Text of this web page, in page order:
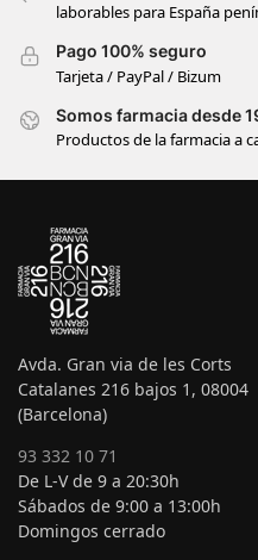
laborables para España
Pago 100% seguro
Tarjeta / PayPal / Bizum
Somos farmacia desde
Productos de la farmacia a
Avda. Gran via de les Corts
Catalanes 216 bajos 1, 08004
(Barcelona)
93 332 10 71
De L-V de 9 a 20:30h
Sábados de 9:00 a 13:00h
Domingos cerrado